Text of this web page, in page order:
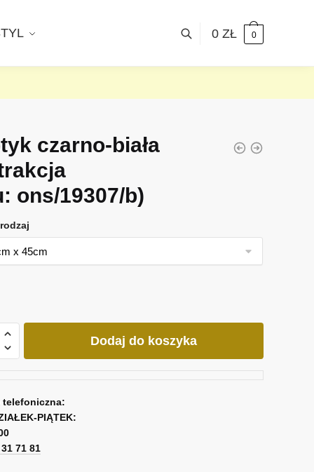
0 ZŁ 0
czarno-biała
ons/19307/b)
Dodaj do koszyka
PIĄTEK:
71 81